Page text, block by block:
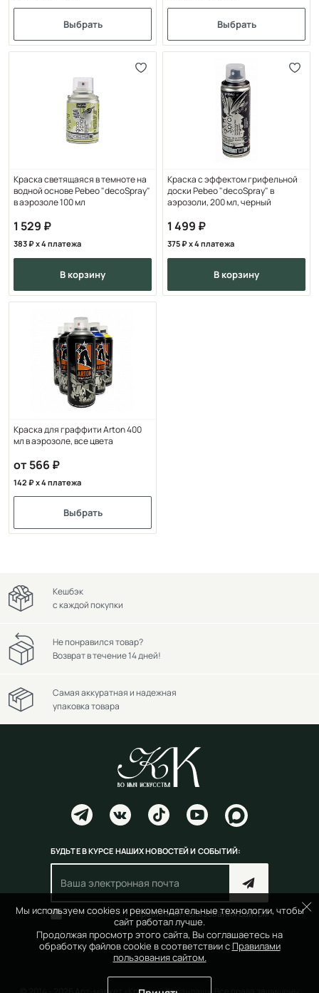
Выбрать Выбрать
Краска светящаяся в темноте на
водной основе Pebeo "decoSpray"
в аэрозоле 100 мл
1 529
383 x 4 платежа
в корзину
Краска с эффектом грифельной
доски Pebeo "decoSpray" в
аэрозоли, 200 мл, черный
1 499
375 x 4 платежа
в корзину
Краска для граффити Arton 400
мл в аэрозоле, все цвета
от 566
142 x 4 платежа
Выбрать
Мы используем cookies и рекомендательные технологии, чтобы
сайт работал лучше.
Продолжая просмотр этого сайта, Вы соглашаетесь на
обработку файлов cookie в соответствии с Правилами
пользования сайтом.
Кешбэк
с каждой покупки
Не понравился товар?
Возврат в течение 14 дней!
Самая аккуратная и надежная
упаковка товара
БУДЬТЕ В КУРСЕ НАШИХ НОВОСТЕЙ И СОБЫТИЙ:
Согласен(на) справилами пользования сайтом